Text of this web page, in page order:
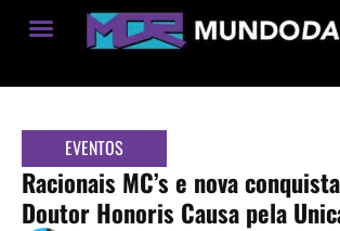
EVENTOS
Racionais MC’s e nova
Doutor Honoris Causa pela